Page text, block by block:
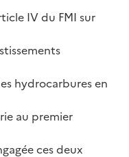
IV du FMI sur
hydrocarbures en
au premier
ces deux